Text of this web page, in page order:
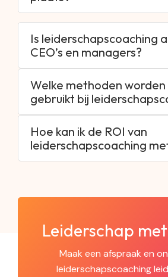
Is leiderschapscoaching
CEO’s en managers?
Welke methoden
gebruikt bij
Hoe kan ik de ROI van
leiderschapscoaching
Leiderschap
Maak een afspraak en
leiderschapscoaching